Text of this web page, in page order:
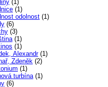
(1)
(1)
odolnost (1)
(6)
(3)
(1)
(1)
Alexandr(1)
Zdeněk (2)
(1)
turbína(1)
(6)